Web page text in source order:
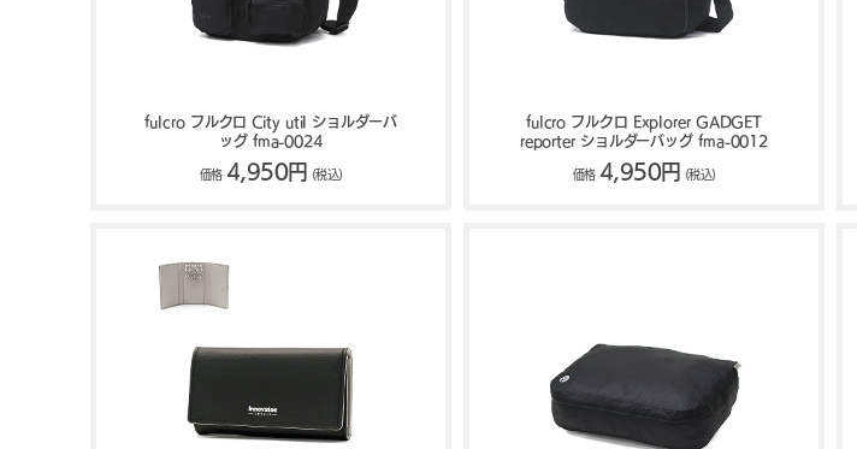
fulcro フルクロ City util ショルダーバ
ッグ fma-0024
価格 4,950円 (税込)
fulcro フルクロ Explorer GADGET
reporter ショルダーバッグ fma-0012
価格 4,950円 (税込)